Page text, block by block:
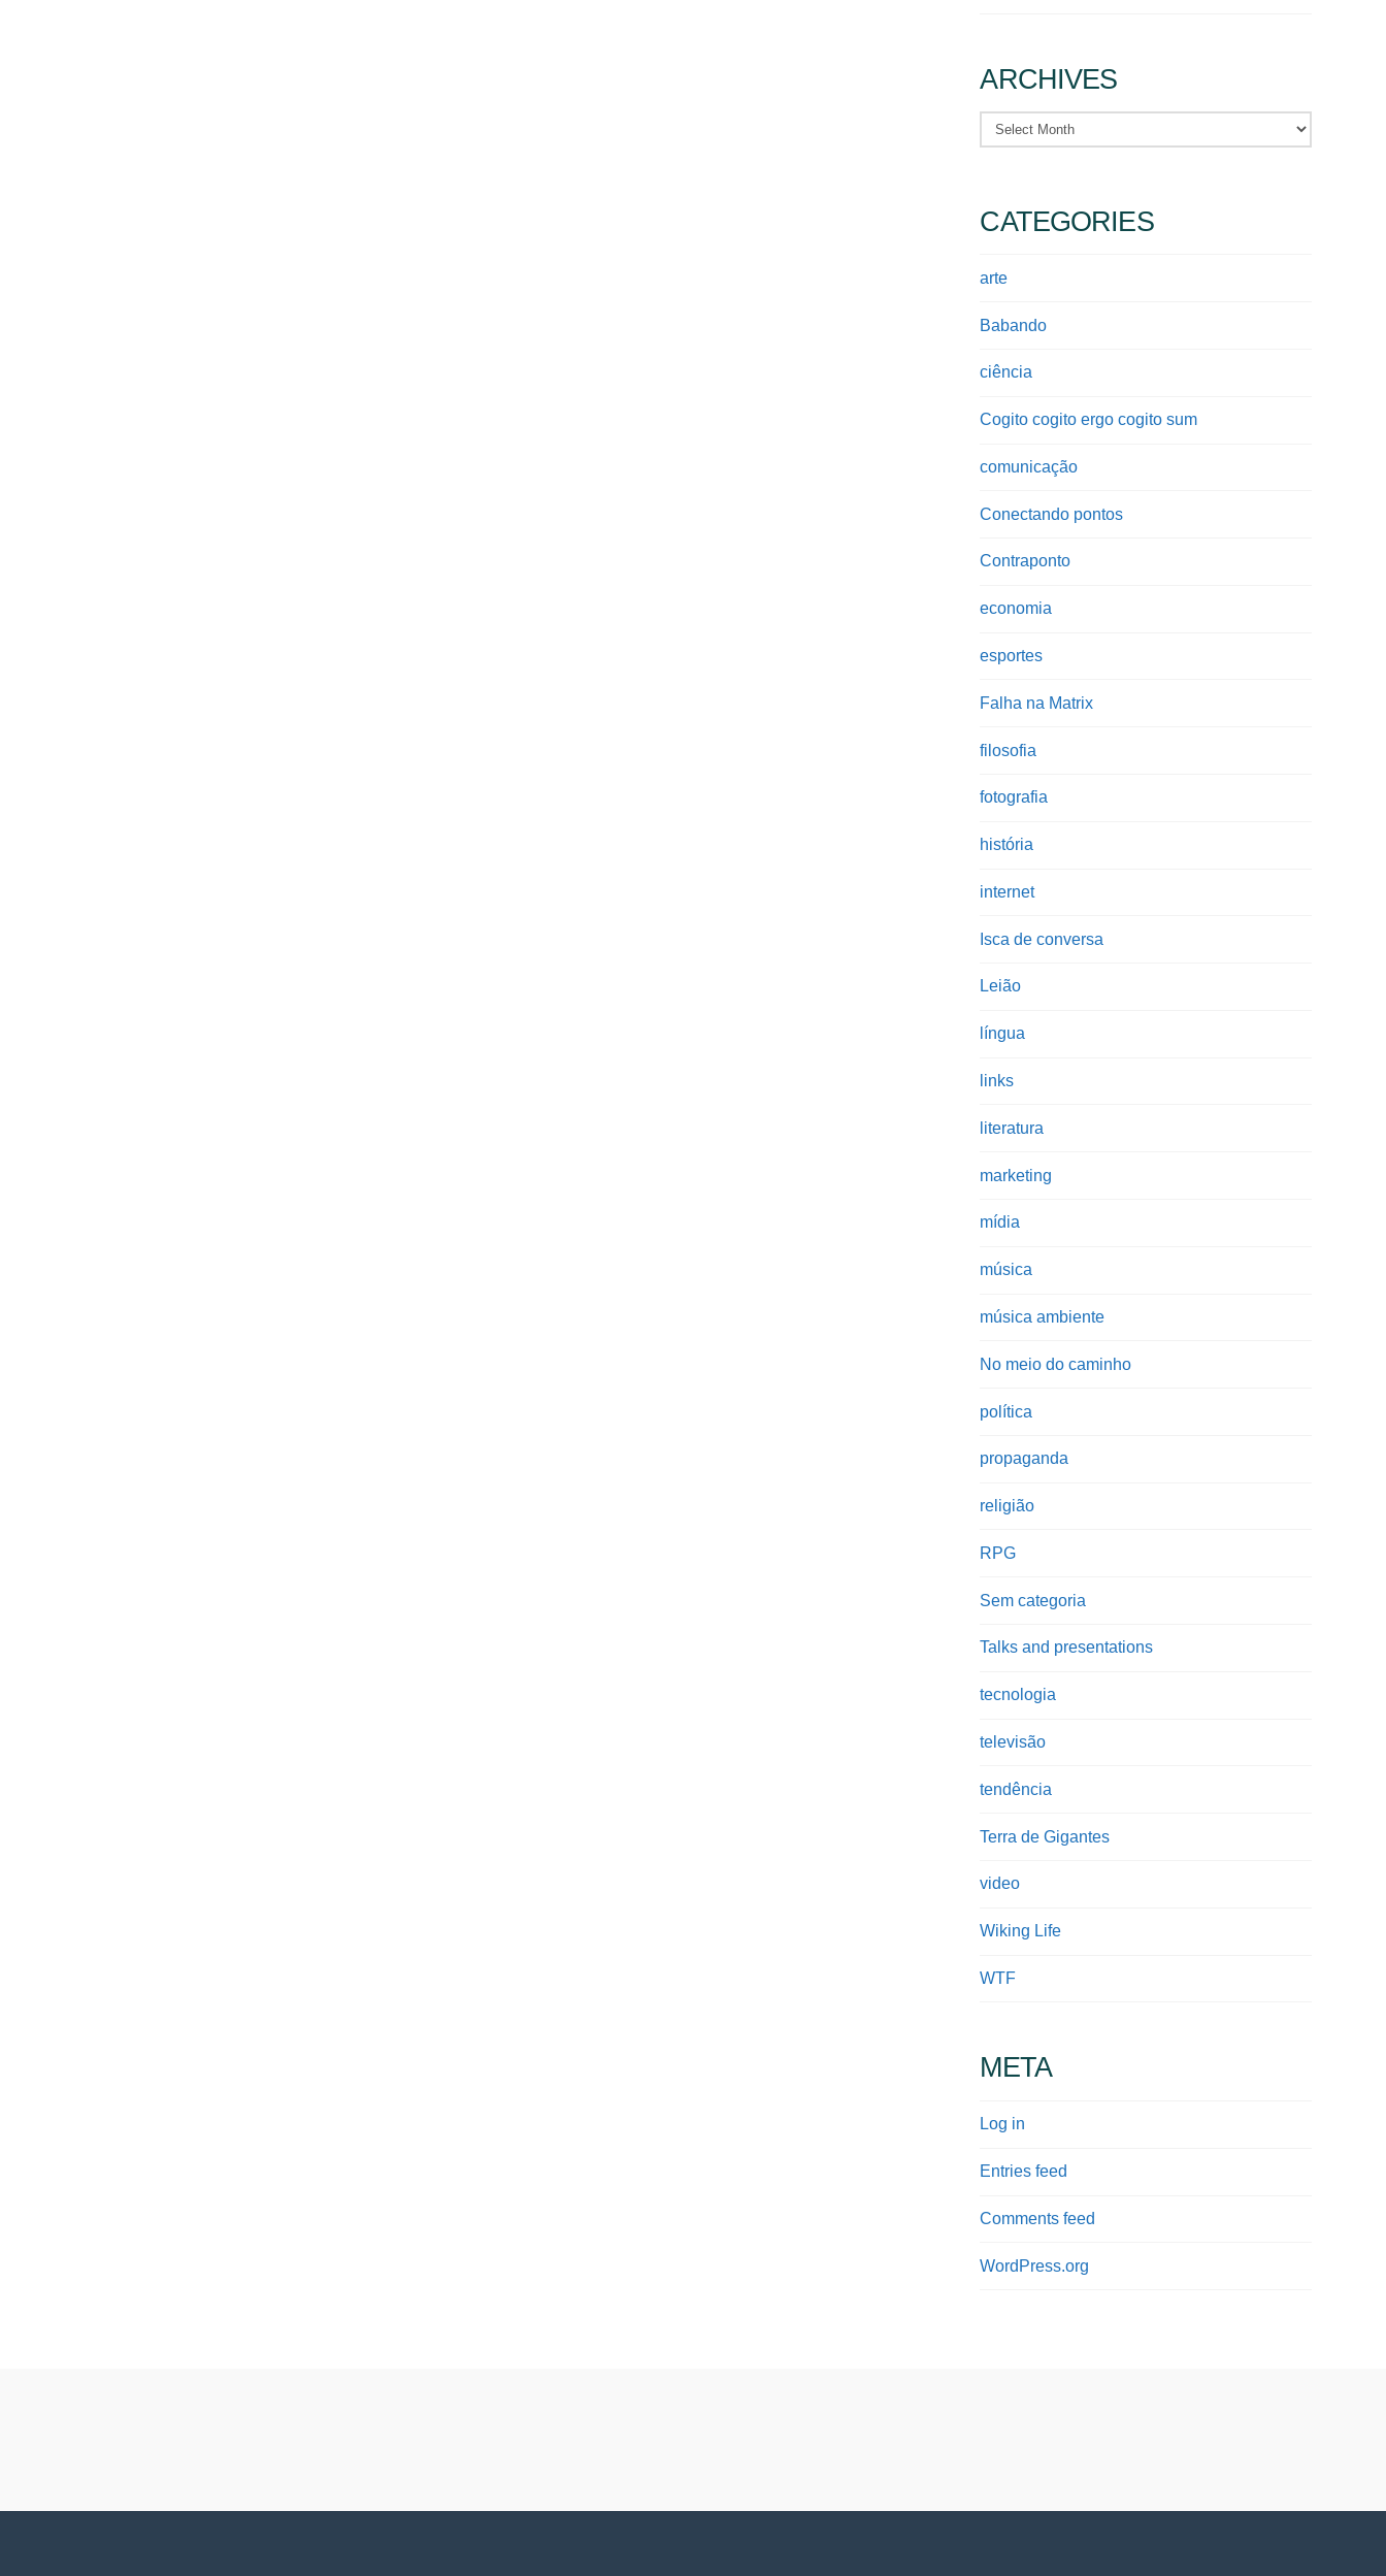
ARCHIVES
Archives
CATEGORIES
arte
Babando
ciência
Cogito cogito ergo cogito sum
comunicação
Conectando pontos
Contraponto
economia
esportes
Falha na Matrix
filosofia
fotografia
história
internet
Isca de conversa
Leião
língua
links
literatura
marketing
mídia
música
música ambiente
No meio do caminho
política
propaganda
religião
RPG
Sem categoria
Talks and presentations
tecnologia
televisão
tendência
Terra de Gigantes
video
Wiking Life
WTF
META
Log in
Entries feed
Comments feed
WordPress.org